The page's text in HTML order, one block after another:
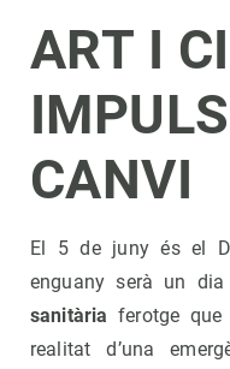
ART I
CANVI
El 5 de juny és el
enguany serà un
sanitària ferotge
realitat d’una